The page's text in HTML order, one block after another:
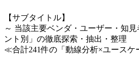
【サブタイトル】
～ 当該主要ベンダ・ユーザー・知
ント別」の徹底探索・抽出・整理
≪合計241件の「動線分析×ユースケ